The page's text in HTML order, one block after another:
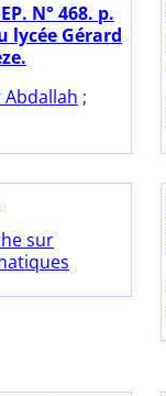
N° 468. p.
lycée Gérard
Abdallah ;
sur